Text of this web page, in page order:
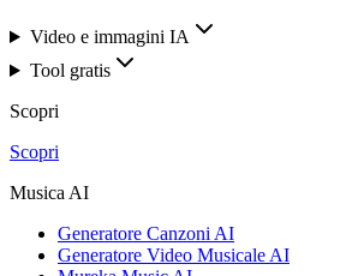
Video e immagini IA
Tool gratis
Scopri
Scopri
Musica AI
Generatore Canzoni AI
Generatore Video Musicale AI